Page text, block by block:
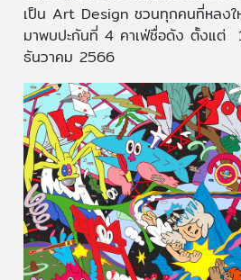
เป็น Art Design ชวนทุกคนที่หลงใ
มาพบปะกันที่ 4 คาเฟ่ชื่อดัง ตั้งแ
ธันวาคม 2566